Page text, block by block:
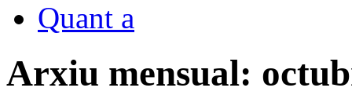
Quant a
Arxiu mensual: